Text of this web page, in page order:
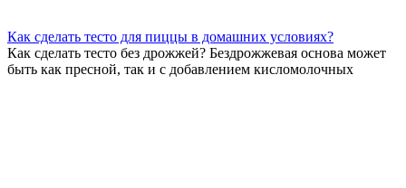
Как сделать тесто для пиццы в домашних условиях?
Как сделать тесто без дрожжей? Бездрожжевая основа может
быть как пресной, так и с добавлением кисломолочных